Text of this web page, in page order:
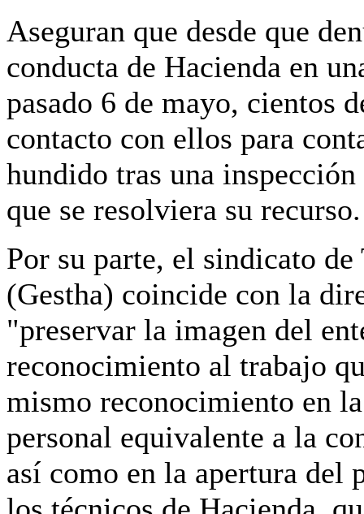
Aseguran que desde que
conducta de Hacienda en
pasado 6 de mayo, cientos
contacto con ellos para
hundido tras una
que se resolviera su recurso.
Por su parte, el sindicato de
(Gestha) coincide con la
"preservar la imagen del
reconocimiento al trabajo
mismo reconocimiento en
personal equivalente a la
así como en la apertura del